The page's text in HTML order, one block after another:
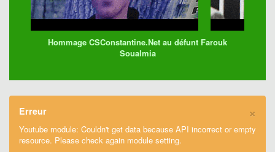
Hommage CSConstantine.Net au défunt Farouk
Soualmia
×
Erreur
Youtube module: Couldn't get data because API incorrect or empty
resource. Please check again module setting.